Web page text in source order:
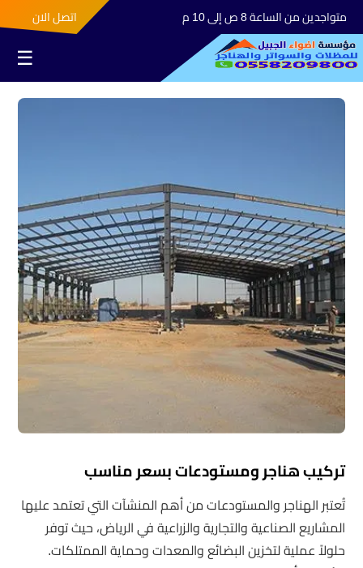
متواجدين من الساعة 8 ص إلى 10 م اتصل الان
☰
تركيب هناجر ومستودعات بسعر مناسب
تُعتبر الهناجر والمستودعات من أهم المنشآت التي تعتمد عليها
المشاريع الصناعية والتجارية والزراعية في الرياض، حيث توفر
حلولاً عملية لتخزين البضائع والمعدات وحماية الممتلكات.